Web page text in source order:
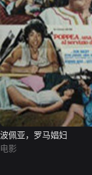
波佩亚，罗马娼妇
电影